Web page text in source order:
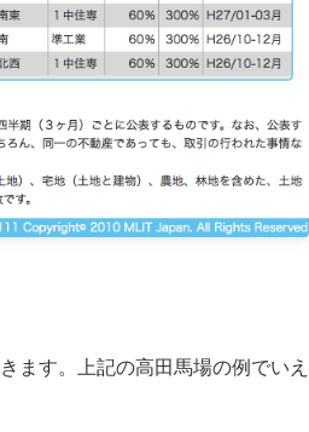
ます。上記の高田馬場の例でいえ